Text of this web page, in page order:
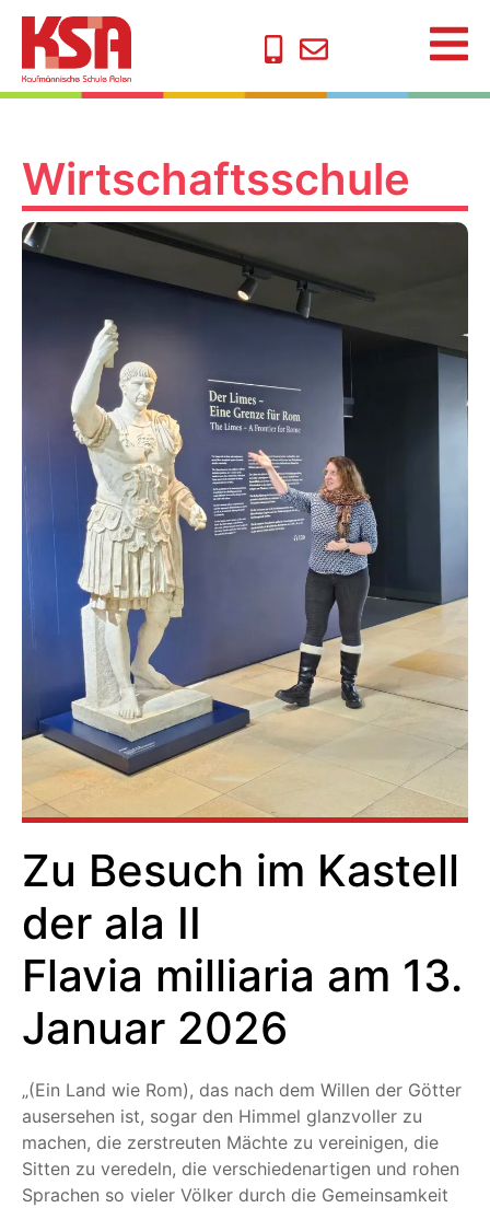
Wirtschafts­schule
Zu Besuch im Kastell
der ala II
Flavia milliaria am 13.
Januar 2026
„(Ein Land wie Rom), das nach dem Willen der Götter
ausersehen ist, sogar den Himmel glanzvoller zu
machen, die zerstreuten Mächte zu vereinigen, die
Sitten zu veredeln, die verschiedenartigen und rohen
Sprachen so vieler Völker durch die Gemeinsamkeit